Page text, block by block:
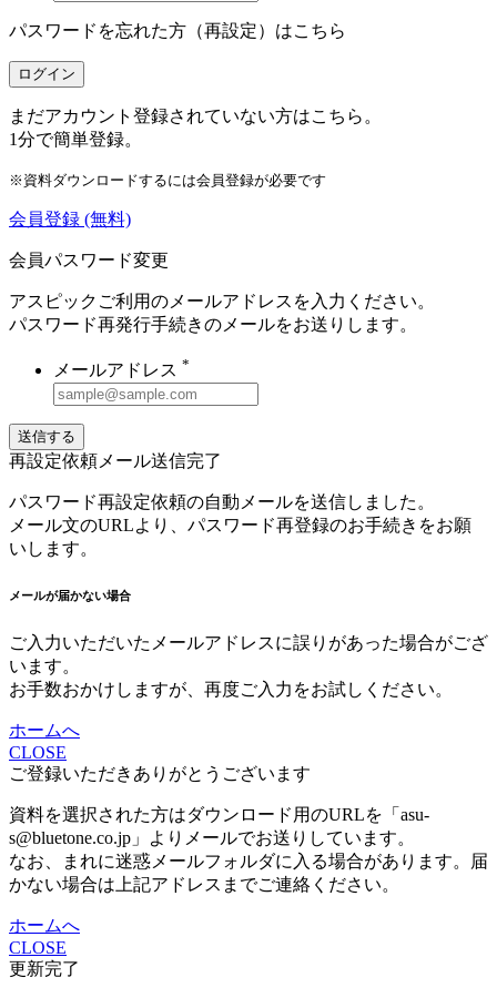
パスワードを忘れた方（再設定）はこちら
ログイン
まだアカウント登録されていない方はこちら。
1分で簡単登録。
※資料ダウンロードするには会員登録が必要です
会員登録 (無料)
会員パスワード変更
アスピックご利用のメールアドレスを入力ください。
パスワード再発行手続きのメールをお送りします。
メールアドレス *
送信する
再設定依頼メール送信完了
パスワード再設定依頼の自動メールを送信しました。
メール文のURLより、パスワード再登録のお手続きをお願
いします。
メールが届かない場合
ご入力いただいたメールアドレスに誤りがあった場合がござ
います。
お手数おかけしますが、再度ご入力をお試しください。
ホームへ
CLOSE
ご登録いただきありがとうございます
資料を選択された方はダウンロード用のURLを「asu-
s@bluetone.co.jp」よりメールでお送りしています。
なお、まれに迷惑メールフォルダに入る場合があります。届
かない場合は上記アドレスまでご連絡ください。
ホームへ
CLOSE
更新完了